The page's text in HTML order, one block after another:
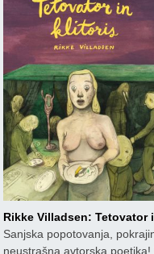
Rikke Villadsen: Tetovator
Sanjska popotovanja,
neustrašna avtorska